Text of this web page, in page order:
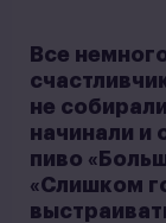
Все
не
начинали и
пиво
«Слишком